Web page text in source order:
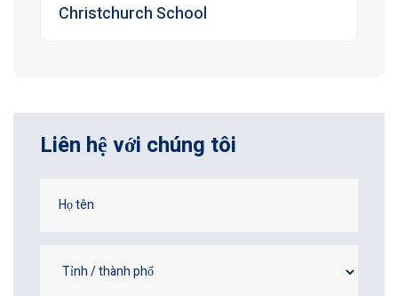
Christchurch School
Liên hệ với chúng tôi